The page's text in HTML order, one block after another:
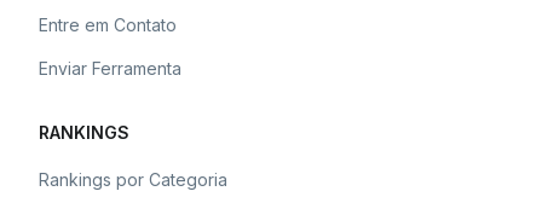
Entre em Contato
Enviar Ferramenta
RANKINGS
Rankings por Categoria